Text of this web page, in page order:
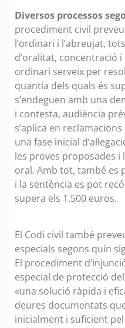
Diversos processos
procediment civil
l’ordinari i l’abreujat,
d’oralitat, concentració
ordinari serveix per
quantia dels quals és
s’endeguen amb una
i contesta, audiència
s’aplica en
una fase inicial
les proves proposades i
oral. Amb tot, també es
i la sentència es pot
supera els 1.500 euros.
El Codi civil també
especials segons quin
El procediment
especial de protecció
«una solució ràpida i
deures documentats
inicialment i suficient